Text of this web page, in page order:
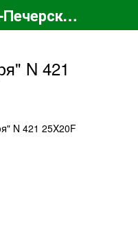
Магазин Киево-Печерской Лавры
N 421